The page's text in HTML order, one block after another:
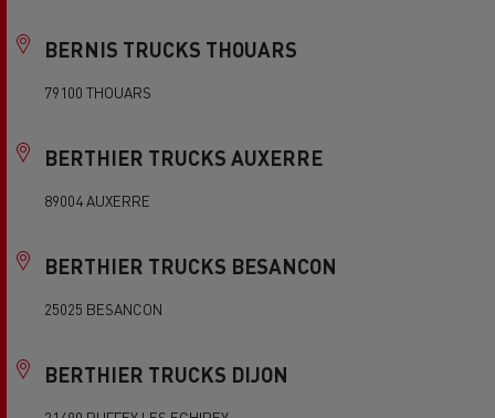
BERNIS TRUCKS THOUARS
79100 THOUARS
BERTHIER TRUCKS AUXERRE
89004 AUXERRE
BERTHIER TRUCKS BESANCON
25025 BESANCON
BERTHIER TRUCKS DIJON